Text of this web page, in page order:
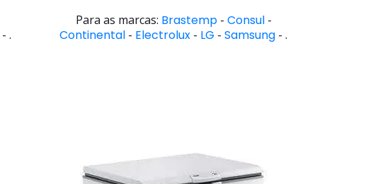
- .
Para as marcas: Brastemp- Consul-
Continental - Electrolux - LG - Samsung - .